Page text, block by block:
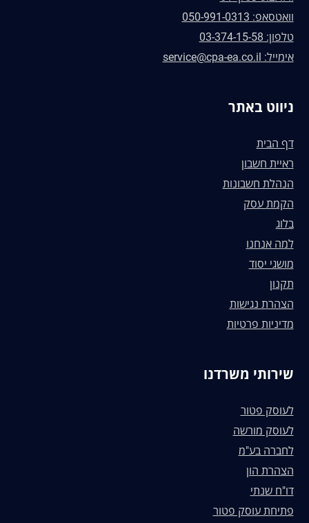
וואטסאפ: 050-991-0313
טלפון: 03-374-15-58
אימייל: service@cpa-ea.co.il
ניווט באתר
דף הבית
ראיית חשבון
הנהלת חשבונות
הקמת עסק
בלוג
למה אנחנו
מושגי יסוד
תקנון
הצהרת נגישות
מדיניות פרטיות
שירותי משרדנו
לעוסק פטור
לעוסק מורשה
לחברה בע"מ
הצהרת הון
דו"ח שנתי
פתיחת עוסק פטור